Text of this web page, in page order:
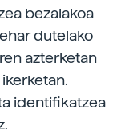
bezalakoa
dutelako
azterketan
identifikatzea